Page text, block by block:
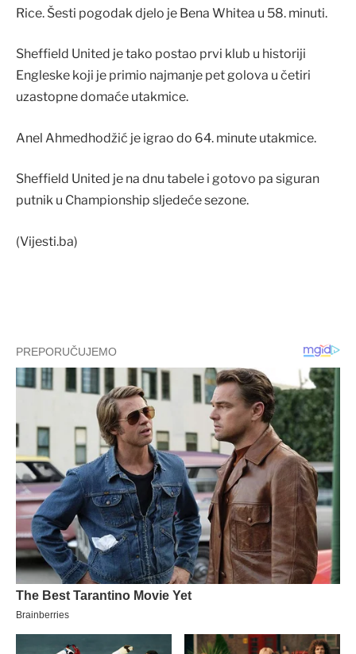
Rice. Šesti pogodak djelo je Bena Whitea u 58. minuti.
Sheffield United je tako postao prvi klub u historiji
Engleske koji je primio najmanje pet golova u četiri
uzastopne domaće utakmice.
Anel Ahmedhodžić je igrao do 64. minute utakmice.
Sheffield United je na dnu tabele i gotovo pa siguran
putnik u Championship sljedeće sezone.
(Vijesti.ba)